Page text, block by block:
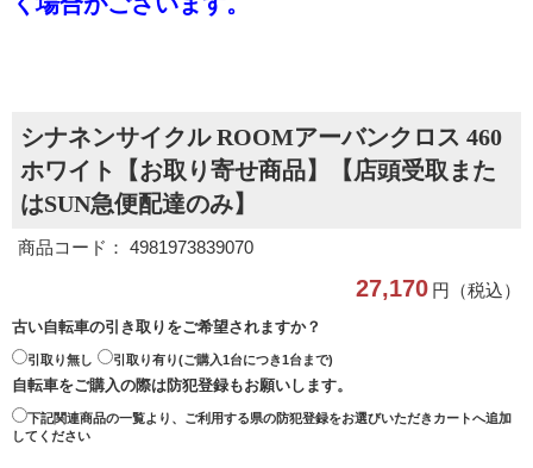
シナネンサイクル ROOMアーバンクロス 460
ホワイト【お取り寄せ商品】【店頭受取また
はSUN急便配達のみ】
商品コード： 4981973839070
27,170 円（税込）
古い自転車の引き取りをご希望されますか？
引取り無し 引取り有り(ご購入1台につき1台まで)
自転車をご購入の際は防犯登録もお願いします。
下記関連商品の一覧より、ご利用する県の防犯登録をお選びいただきカートへ追加
してください